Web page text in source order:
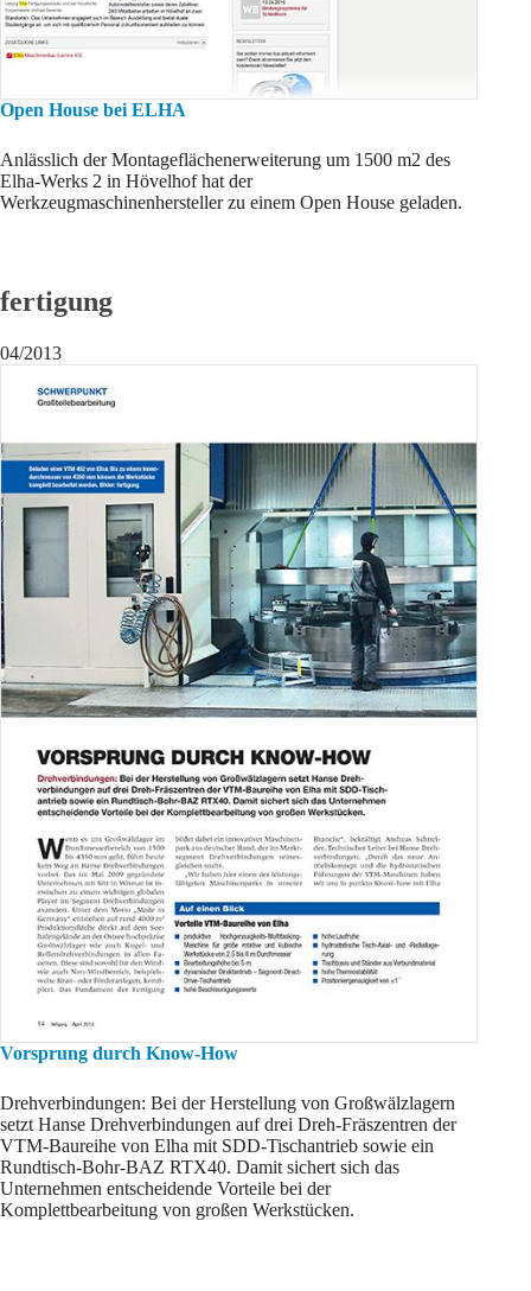
Open House bei ELHA
Anlässlich der Montageflächenerweiterung um 1500 m2 des
Elha-Werks 2 in Hövelhof hat der
Werkzeugmaschinenhersteller zu einem Open House geladen.
fertigung
04/2013
Vorsprung durch Know-How
Drehverbindungen: Bei der Herstellung von Großwälzlagern
setzt Hanse Drehverbindungen auf drei Dreh-Fräszentren der
VTM-Baureihe von Elha mit SDD-Tischantrieb sowie ein
Rundtisch-Bohr-BAZ RTX40. Damit sichert sich das
Unternehmen entscheidende Vorteile bei der
Komplettbearbeitung von großen Werkstücken.